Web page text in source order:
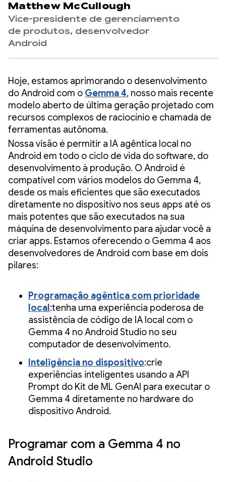
Matthew McCullough
Vice-presidente de gerenciamento
de produtos, desenvolvedor
Android
Hoje, estamos aprimorando o desenvolvimento
do Android com o Gemma 4, nosso mais recente
modelo aberto de última geração projetado com
recursos complexos de raciocínio e chamada de
ferramentas autônoma.
Nossa visão é permitir a IA agêntica local no
Android em todo o ciclo de vida do software, do
desenvolvimento à produção. O Android é
compatível com vários modelos do Gemma 4,
desde os mais eficientes que são executados
diretamente no dispositivo nos seus apps até os
mais potentes que são executados na sua
máquina de desenvolvimento para ajudar você a
criar apps. Estamos oferecendo o Gemma 4 aos
desenvolvedores de Android com base em dois
pilares:
Programação agêntica com prioridade
local :tenha uma experiência poderosa de
assistência de código de IA local com o
Gemma 4 no Android Studio no seu
computador de desenvolvimento.
Inteligência no dispositivo:crie
experiências inteligentes usando a API
Prompt do Kit de ML GenAI para executar o
Gemma 4 diretamente no hardware do
dispositivo Android.
Programar com a Gemma 4 no
Android Studio